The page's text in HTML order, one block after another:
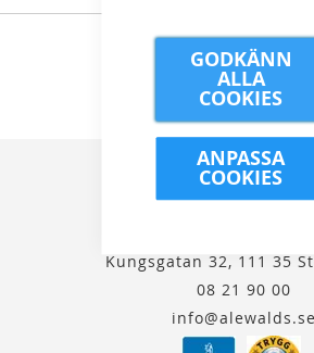
GODKÄNN
ALLA
COOKIES
ANPASSA
COOKIES
Kungsgatan 32, 111 35
08 21 90 00
info@alewalds.se